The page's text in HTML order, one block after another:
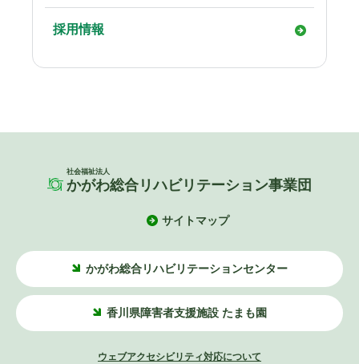
採用情報
社会福祉法人
かがわ総合リハビリテーション事業団
サイトマップ
かがわ総合リハビリテーションセンター
香川県障害者支援施設 たまも園
ウェブアクセシビリティ対応について